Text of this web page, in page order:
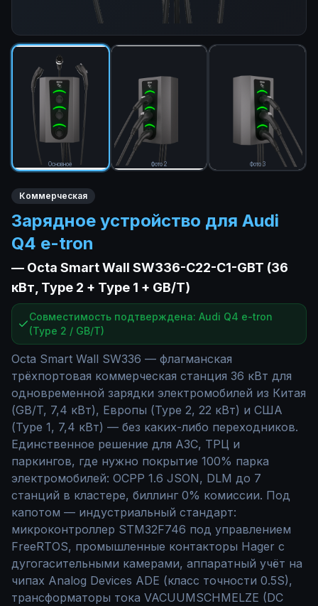
Основное Фото 2 Фото 3
Коммерческая
Зарядное устройство для Audi
Q4 e-tron
— Octa Smart Wall SW336-С22-C1-GBT (36
кВт, Type 2 + Type 1 + GB/T)
Совместимость подтверждена: Audi Q4 e-tron
(Type 2 / GB/T)
Octa Smart Wall SW336 — флагманская
трёхпортовая коммерческая станция 36 кВт для
одновременной зарядки электромобилей из Китая
(GB/T, 7,4 кВт), Европы (Type 2, 22 кВт) и США
(Type 1, 7,4 кВт) — без каких-либо переходников.
Единственное решение для АЗС, ТРЦ и
паркингов, где нужно покрытие 100% парка
электромобилей: OCPP 1.6 JSON, DLM до 7
станций в кластере, биллинг 0% комиссии. Под
капотом — индустриальный стандарт:
микроконтроллер STM32F746 под управлением
FreeRTOS, промышленные контакторы Hager с
дугогасительными камерами, аппаратный учёт на
чипах Analog Devices ADE (класс точности 0.5S),
трансформаторы тока VACUUMSCHMELZE (DC